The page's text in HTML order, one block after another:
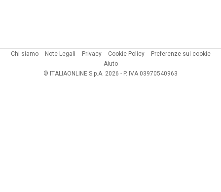
Chi siamo Note Legali Privacy Cookie Policy
Preferenze sui cookie
Aiuto
© ITALIAONLINE S.p.A. 2026 - P. IVA 03970540963